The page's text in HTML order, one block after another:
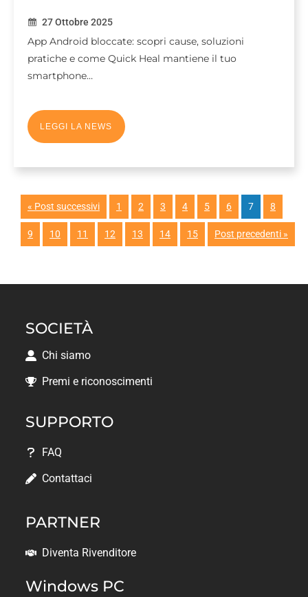
27 Ottobre 2025
App Android bloccate: scopri cause, soluzioni
pratiche e come Quick Heal mantiene il tuo
smartphone…
LEGGI LA NEWS
« Post successivi 1 2 3 4 5 6 7 8
9 10 11 12 13 14 15 Post precedenti »
SOCIETÀ
Chi siamo
Premi e riconoscimenti
SUPPORTO
FAQ
Contattaci
PARTNER
Diventa Rivenditore
Windows PC